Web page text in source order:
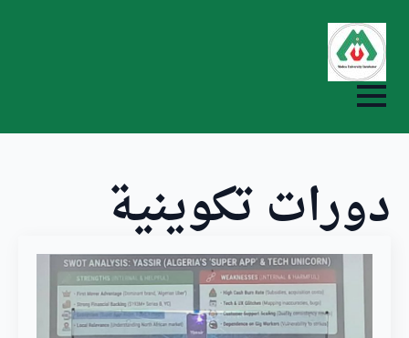
دورات تكوينية